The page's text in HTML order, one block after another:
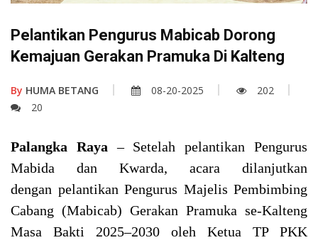
Pelantikan Pengurus Mabicab Dorong
Kemajuan Gerakan Pramuka Di Kalteng
By HUMA BETANG 08-20-2025
202
20
Palangka Raya – Setelah pelantikan Pengurus
Mabida dan Kwarda, acara dilanjutkan
dengan pelantikan Pengurus Majelis Pembimbing
Cabang (Mabicab) Gerakan Pramuka se-Kalteng
Masa Bakti 2025–2030 oleh Ketua TP PKK